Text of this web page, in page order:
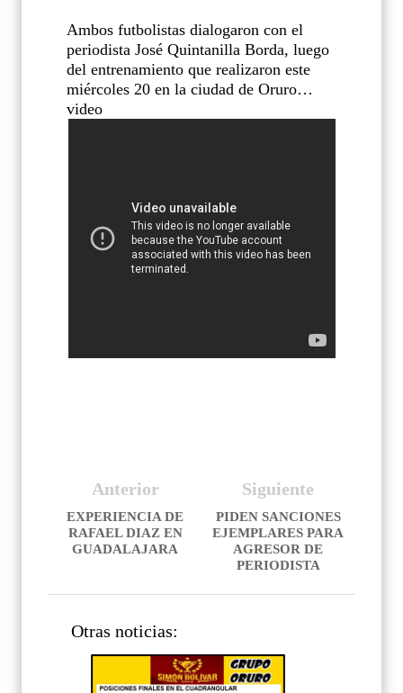
Ambos futbolistas dialogaron con el
periodista José Quintanilla Borda, luego
del entrenamiento que realizaron este
miércoles 20 en la ciudad de Oruro…
video
Siguiente
PIDEN SANCIONES
EJEMPLARES PARA
AGRESOR DE
PERIODISTA
Anterior
EXPERIENCIA DE
RAFAEL DIAZ EN
GUADALAJARA
Otras noticias: